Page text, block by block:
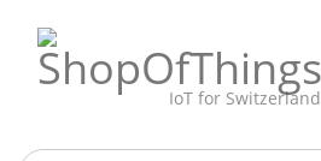
content
ShopOfThings
IoT for Switzerland